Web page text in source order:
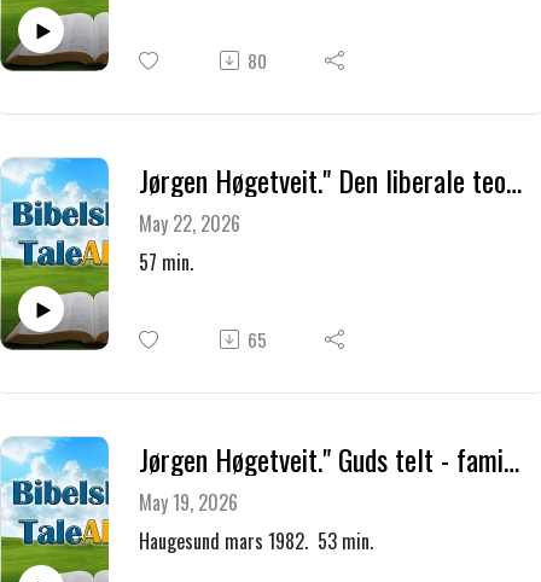
80
Jørgen Høgetveit." Den liberale teologi og det nye menneskesynet."
May 22, 2026
57 min.
65
Jørgen Høgetveit." Guds telt - familien."
May 19, 2026
Haugesund mars 1982. 53 min.